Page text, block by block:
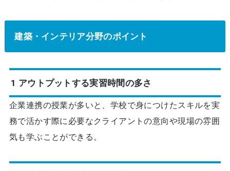
建築・インテリア分野のポイント
1 アウトプットする実習時間の多さ
企業連携の授業が多いと、学校で身につけたスキルを実
務で活かす際に必要なクライアントの意向や現場の雰囲
気も学ぶことができる。